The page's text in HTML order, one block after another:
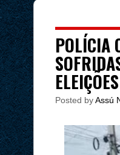
POLÍCIA
ELEIÇÕES
Posted byAssú